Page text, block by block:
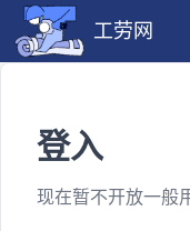
工劳网
登入
现在暂不开放一般